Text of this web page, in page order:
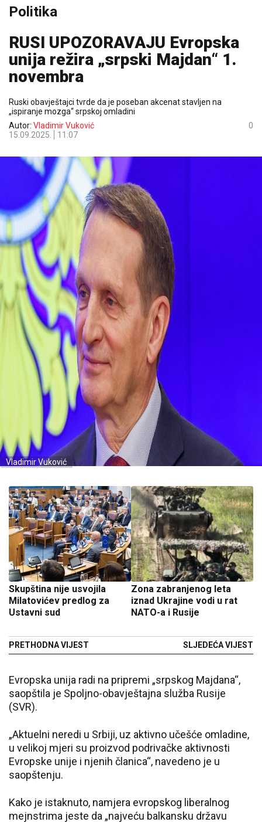
Politika
RUSI UPOZORAVAJU Evropska
unija režira „srpski Majdan“ 1.
novembra
Ruski obavještajci tvrde da je poseban akcenat stavljen na
„ispiranje mozga“ srpskoj omladini
Autor: Vladimir Vuković
15.09.2025.
11:07
0
Vladimir Vuković
Skupština nije usvojila
Milatovićev predlog za
Ustavni sud
PRETHODNA VIJEST
Zona zabranjenog leta
iznad Ukrajine vodi u rat
NATO-a i Rusije
SLJEDEĆA VIJEST
Evropska unija radi na pripremi „srpskog Majdana“,
saopštila je Spoljno-obavještajna služba Rusije
(SVR).
„Aktuelni neredi u Srbiji, uz aktivno učešće omladine,
u velikoj mjeri su proizvod podrivačke aktivnosti
Evropske unije i njenih članica“, navedeno je u
saopštenju.
Kako je istaknuto, namjera evropskog liberalnog
mejnstrima jeste da „najveću balkansku državu